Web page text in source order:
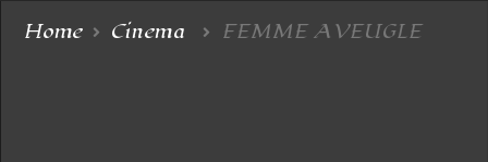
Home Cinema FEMME AVEUGLE